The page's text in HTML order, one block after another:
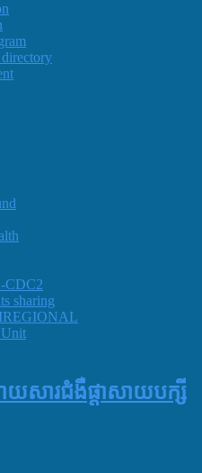
CDC2
sharing
យសារជំងឺផ្តាសាយបក្សី​